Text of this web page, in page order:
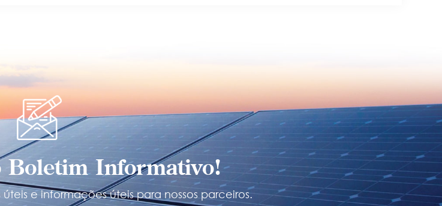
Boletim Informativo!
e informações úteis para nossos parceiros.